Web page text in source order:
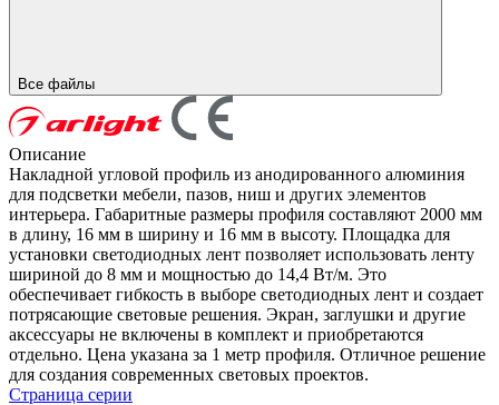
Все файлы
Описание
Накладной угловой профиль из анодированного алюминия
для подсветки мебели, пазов, ниш и других элементов
интерьера. Габаритные размеры профиля составляют 2000 мм
в длину, 16 мм в ширину и 16 мм в высоту. Площадка для
установки светодиодных лент позволяет использовать ленту
шириной до 8 мм и мощностью до 14,4 Вт/м. Это
обеспечивает гибкость в выборе светодиодных лент и создает
потрясающие световые решения. Экран, заглушки и другие
аксессуары не включены в комплект и приобретаются
отдельно. Цена указана за 1 метр профиля. Отличное решение
для создания современных световых проектов.
Страница серии